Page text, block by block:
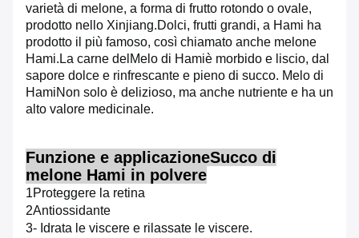
varietà di melone, a forma di frutto rotondo o ovale,
prodotto nello Xinjiang.Dolci, frutti grandi, a Hami ha
prodotto il più famoso, così chiamato anche melone
Hami.La carne del Melo di Hamiè morbido e liscio, dal
sapore dolce e rinfrescante e pieno di succo. Melo di
HamiNon solo è delizioso, ma anche nutriente e ha un
alto valore medicinale.
Funzione e applicazioneSucco di
melone Hami in polvere
1Proteggere la retina
2Antiossidante
3- Idrata le viscere e rilassate le viscere.